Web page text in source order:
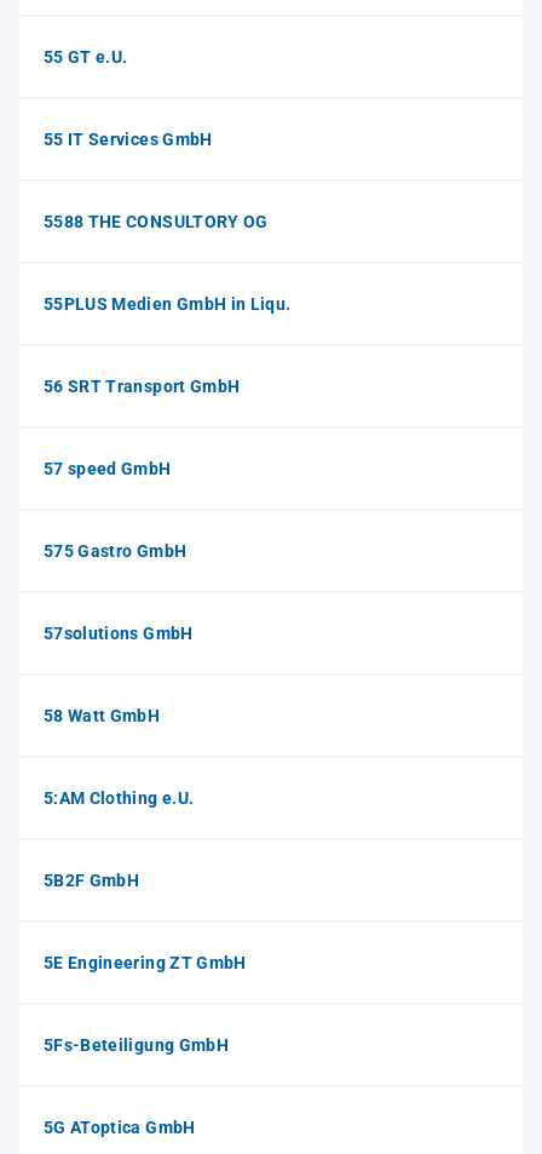
55 GT e.U.
55 IT Services GmbH
5588 THE CONSULTORY OG
55PLUS Medien GmbH in Liqu.
56 SRT Transport GmbH
57 speed GmbH
575 Gastro GmbH
57solutions GmbH
58 Watt GmbH
5:AM Clothing e.U.
5B2F GmbH
5E Engineering ZT GmbH
5Fs-Beteiligung GmbH
5G AToptica GmbH